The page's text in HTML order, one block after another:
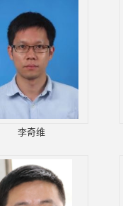
李奇维